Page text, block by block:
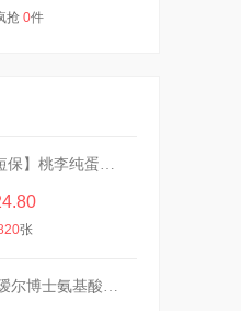
条益生菌大人女性儿
¥ 13.90
抢 0件
【新鲜短保】桃李纯蛋糕720g营养早餐
张
Dr.Alva瑷尔博士氨基酸洁颜蜜120ml